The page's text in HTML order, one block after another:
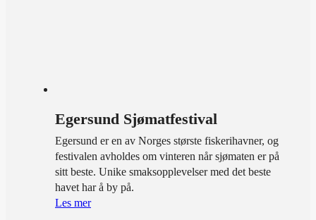
Egersund Sjømatfestival
Egersund er en av Norges største fiskerihavner, og
festivalen avholdes om vinteren når sjømaten er på
sitt beste. Unike smaksopplevelser med det beste
havet har å by på.
Les mer